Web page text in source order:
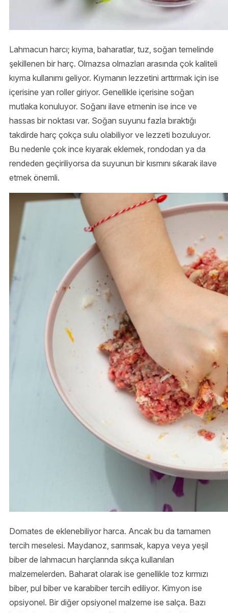
Lahmacun harcı; kıyma, baharatlar, tuz, soğan temelinde
şekillenen bir harç. Olmazsa olmazları arasında çok kaliteli
kıyma kullanımı geliyor. Kıymanın lezzetini arttırmak için ise
içerisine yan roller giriyor. Genellikle içerisine soğan
mutlaka konuluyor. Soğanı ilave etmenin ise ince ve
hassas bir noktası var. Soğan suyunu fazla bıraktığı
takdirde harç çokça sulu olabiliyor ve lezzeti bozuluyor.
Bu nedenle çok ince kıyarak eklemek, rondodan ya da
rendeden geçiriliyorsa da suyunun bir kısmını sıkarak ilave
etmek önemli.
Domates de eklenebiliyor harca. Ancak bu da tamamen
tercih meselesi. Maydanoz, sarımsak, kapya veya yeşil
biber de lahmacun harçlarında sıkça kullanılan
malzemelerden. Baharat olarak ise genellikle toz kırmızı
biber, pul biber ve karabiber tercih ediliyor. Kimyon ise
opsiyonel. Bir diğer opsiyonel malzeme ise salça. Bazı